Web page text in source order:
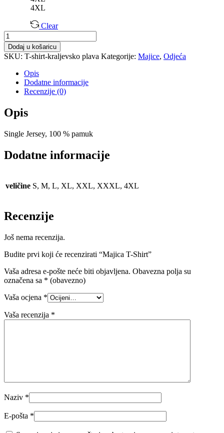
4XL
Clear
Majica
T-
Shirt
količina
Dodaj u košaricu
SKU: T-shirt-kraljevsko plava Kategorije: Majice, Odjeća
Opis
Dodatne informacije
Recenzije (0)
Opis
Single Jersey, 100 % pamuk
Dodatne informacije
veličine S, M, L, XL, XXL, XXXL, 4XL
Recenzije
Još nema recenzija.
Budite prvi koji će recenzirati “Majica T-Shirt”
Vaša adresa e-pošte neće biti objavljena. Obavezna polja su
označena sa * (obavezno)
Vaša ocjena *
Vaša recenzija *
Naziv *
E-pošta *